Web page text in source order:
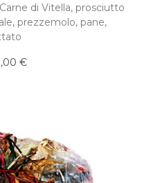
di Vitella, prosciutto
prezzemolo, pane,
€